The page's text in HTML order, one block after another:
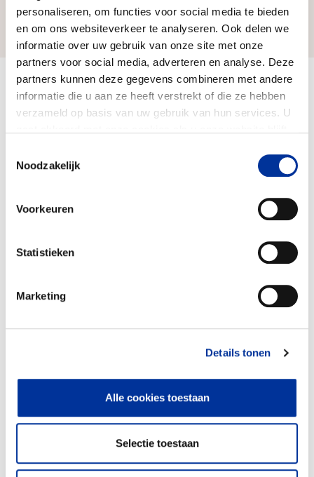
personaliseren, om functies voor social media te bieden
en om ons websiteverkeer te analyseren. Ook delen we
informatie over uw gebruik van onze site met onze
partners voor social media, adverteren en analyse. Deze
partners kunnen deze gegevens combineren met andere
informatie die u aan ze heeft verstrekt of die ze hebben
verzameld op basis van uw gebruik van hun services. U
Noodzakelijk
Voorkeuren
Statistieken
Marketing
Details tonen
Alle cookies toestaan
Selectie toestaan
Zo bereiken we ons doel
Doelbesteding (2025)
€ 1.169.242
(Directe) dienst- en hulpverlening
meer bij de aanschaf van onmisbare vervoers-,
hulp- en leermiddelen.